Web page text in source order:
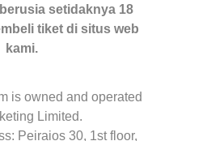
setidaknya 18
tiket di situs web
kami.
is owned and operated
Limited.
Peiraios 30, 1st floor,